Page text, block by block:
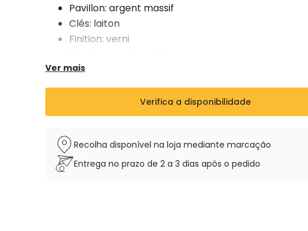
Pavillon: argent massif
Clés: laiton
Finition: verni
Vendu avec étui sac à dos et bec
Ver mais
Verifica a disponibilidade
Recolha disponível na loja mediante marcação
Entrega no prazo de 2 a 3 dias após o pedido